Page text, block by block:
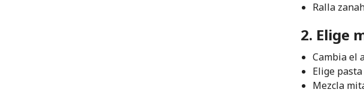
Ralla
2. Elige
Cambia el
Elige
Mezcla